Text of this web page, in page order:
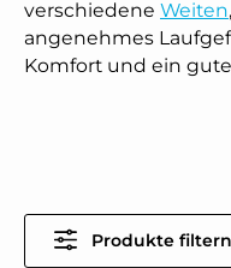
verschiedene Weiten
angenehmes
Komfort und ein
Produkte filtern